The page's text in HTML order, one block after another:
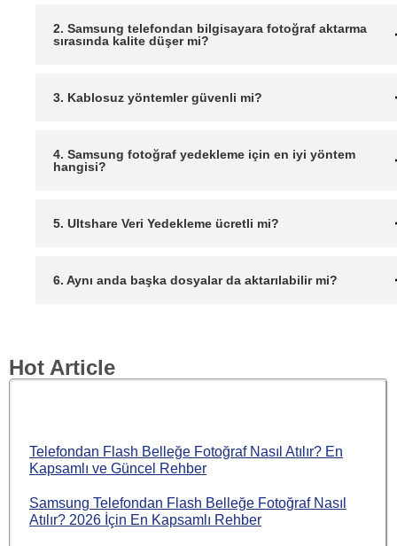
2. Samsung telefondan bilgisayara fotoğraf aktarma
sırasında kalite düşer mi?
3. Kablosuz yöntemler güvenli mi?
4. Samsung fotoğraf yedekleme için en iyi yöntem
hangisi?
5. Ultshare Veri Yedekleme ücretli mi?
6. Aynı anda başka dosyalar da aktarılabilir mi?
Hot Article
Telefondan Flash Belleğe Fotoğraf Nasıl Atılır? En
Kapsamlı ve Güncel Rehber
Samsung Telefondan Flash Belleğe Fotoğraf Nasıl
Atılır? 2026 İçin En Kapsamlı Rehber